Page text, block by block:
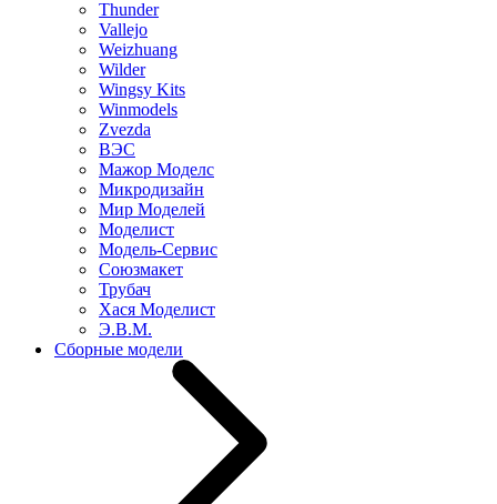
Thunder
Vallejo
Weizhuang
Wilder
Wingsy Kits
Winmodels
Zvezda
ВЭС
Мажор Моделс
Микродизайн
Мир Моделей
Моделист
Модель-Сервис
Союзмакет
Трубач
Хася Моделист
Э.В.М.
Сборные модели